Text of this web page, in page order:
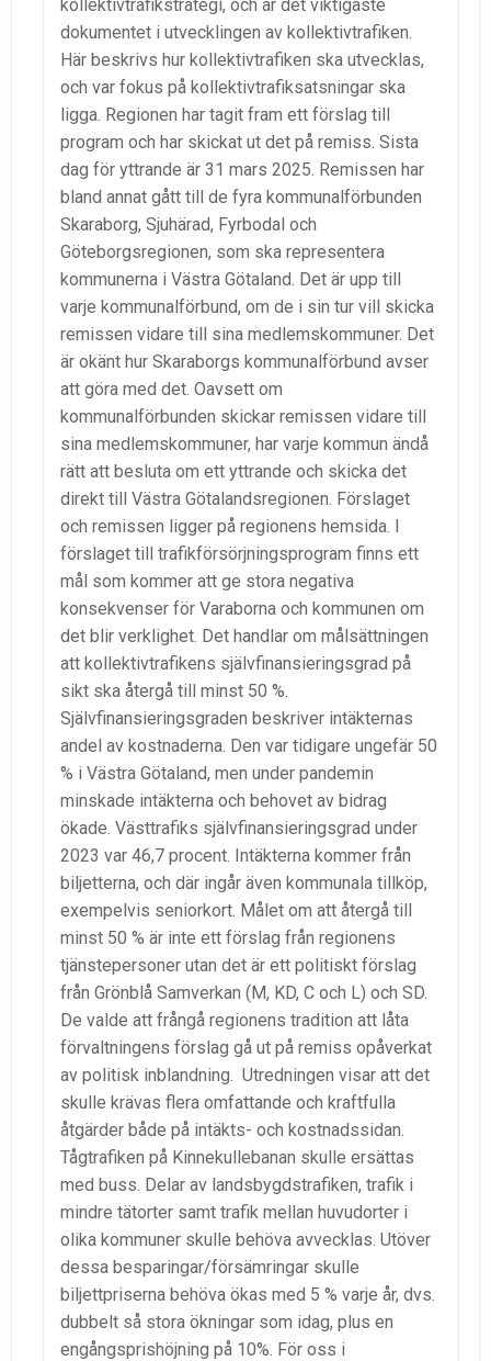
kollektivtrafikstrategi, och är det viktigaste
dokumentet i utvecklingen av kollektivtrafiken.
Här beskrivs hur kollektivtrafiken ska utvecklas,
och var fokus på kollektivtrafiksatsningar ska
ligga. Regionen har tagit fram ett förslag till
program och har skickat ut det på remiss. Sista
dag för yttrande är 31 mars 2025. Remissen har
bland annat gått till de fyra kommunalförbunden
Skaraborg, Sjuhärad, Fyrbodal och
Göteborgsregionen, som ska representera
kommunerna i Västra Götaland. Det är upp till
varje kommunalförbund, om de i sin tur vill skicka
remissen vidare till sina medlemskommuner. Det
är okänt hur Skaraborgs kommunalförbund avser
att göra med det. Oavsett om
kommunalförbunden skickar remissen vidare till
sina medlemskommuner, har varje kommun ändå
rätt att besluta om ett yttrande och skicka det
direkt till Västra Götalandsregionen. Förslaget
och remissen ligger på regionens hemsida. I
förslaget till trafikförsörjningsprogram finns ett
mål som kommer att ge stora negativa
konsekvenser för Varaborna och kommunen om
det blir verklighet. Det handlar om målsättningen
att kollektivtrafikens självfinansieringsgrad på
sikt ska återgå till minst 50 %.
Självfinansieringsgraden beskriver intäkternas
andel av kostnaderna. Den var tidigare ungefär 50
% i Västra Götaland, men under pandemin
minskade intäkterna och behovet av bidrag
ökade. Västtrafiks självfinansieringsgrad under
2023 var 46,7 procent. Intäkterna kommer från
biljetterna, och där ingår även kommunala tillköp,
exempelvis seniorkort. Målet om att återgå till
minst 50 % är inte ett förslag från regionens
tjänstepersoner utan det är ett politiskt förslag
från Grönblå Samverkan (M, KD, C och L) och SD.
De valde att frångå regionens tradition att låta
förvaltningens förslag gå ut på remiss opåverkat
av politisk inblandning. Utredningen visar att det
skulle krävas flera omfattande och kraftfulla
åtgärder både på intäkts- och kostnadssidan.
Tågtrafiken på Kinnekullebanan skulle ersättas
med buss. Delar av landsbygdstrafiken, trafik i
mindre tätorter samt trafik mellan huvudorter i
olika kommuner skulle behöva avvecklas. Utöver
dessa besparingar/försämringar skulle
biljettpriserna behöva ökas med 5 % varje år, dvs.
dubbelt så stora ökningar som idag, plus en
engångsprishöjning på 10%. För oss i